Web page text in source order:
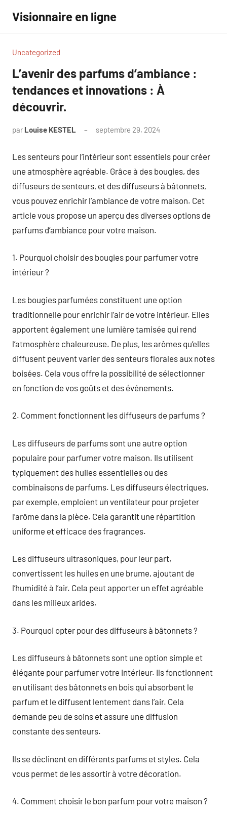
contenu
Visionnaire en ligne
Uncategorized
L’avenir des parfums d’ambiance :
tendances et innovations : À
découvrir.
par Louise KESTEL septembre 29, 2024
Les senteurs pour l’intérieur sont essentiels pour créer
une atmosphère agréable. Grâce à des bougies, des
diffuseurs de senteurs, et des diffuseurs à bâtonnets,
vous pouvez enrichir l’ambiance de votre maison. Cet
article vous propose un aperçu des diverses options de
parfums d’ambiance pour votre maison.
1. Pourquoi choisir des bougies pour parfumer votre
intérieur ?
Les bougies parfumées constituent une option
traditionnelle pour enrichir l’air de votre intérieur. Elles
apportent également une lumière tamisée qui rend
l’atmosphère chaleureuse. De plus, les arômes qu’elles
diffusent peuvent varier des senteurs florales aux notes
boisées. Cela vous offre la possibilité de sélectionner
en fonction de vos goûts et des événements.
2. Comment fonctionnent les diffuseurs de parfums ?
Les diffuseurs de parfums sont une autre option
populaire pour parfumer votre maison. Ils utilisent
typiquement des huiles essentielles ou des
combinaisons de parfums. Les diffuseurs électriques,
par exemple, emploient un ventilateur pour projeter
l’arôme dans la pièce. Cela garantit une répartition
uniforme et efficace des fragrances.
Les diffuseurs ultrasoniques, pour leur part,
convertissent les huiles en une brume, ajoutant de
l’humidité à l’air. Cela peut apporter un effet agréable
dans les milieux arides.
3. Pourquoi opter pour des diffuseurs à bâtonnets ?
Les diffuseurs à bâtonnets sont une option simple et
élégante pour parfumer votre intérieur. Ils fonctionnent
en utilisant des bâtonnets en bois qui absorbent le
parfum et le diffusent lentement dans l’air. Cela
demande peu de soins et assure une diffusion
constante des senteurs.
Ils se déclinent en différents parfums et styles. Cela
vous permet de les assortir à votre décoration.
4. Comment choisir le bon parfum pour votre maison ?